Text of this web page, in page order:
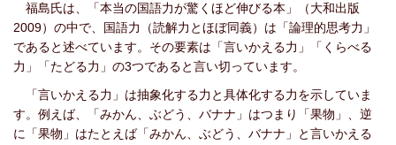
福島氏は、「本当の国語力が驚くほど伸びる本」（大和出版
2009）の中で、 国語力（読解力とほぼ同義）は「論理的思考力」
であると述べています。その要素は「言いかえる力」「くらべる
力」「たどる力」の3つであると言い切っています。
「言いかえる力」は抽象化する力と具体化する力を示していま
す。例えば、「みかん、ぶどう、バナナ」はつまり「果物」、逆
に「果物」はたとえば「みかん、ぶどう
、バナナ」と言いかえる